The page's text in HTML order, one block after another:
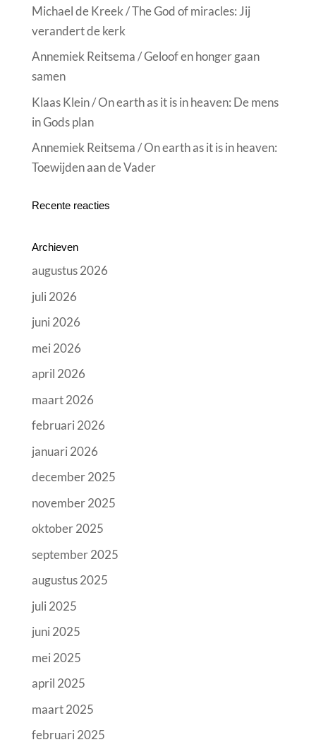
Michael de Kreek / The God of miracles: Jij
verandert de kerk
Annemiek Reitsema / Geloof en honger gaan
samen
Klaas Klein / On earth as it is in heaven: De mens
in Gods plan
Annemiek Reitsema / On earth as it is in heaven:
Toewijden aan de Vader
Recente reacties
Archieven
augustus 2026
juli 2026
juni 2026
mei 2026
april 2026
maart 2026
februari 2026
januari 2026
december 2025
november 2025
oktober 2025
september 2025
augustus 2025
juli 2025
juni 2025
mei 2025
april 2025
maart 2025
februari 2025